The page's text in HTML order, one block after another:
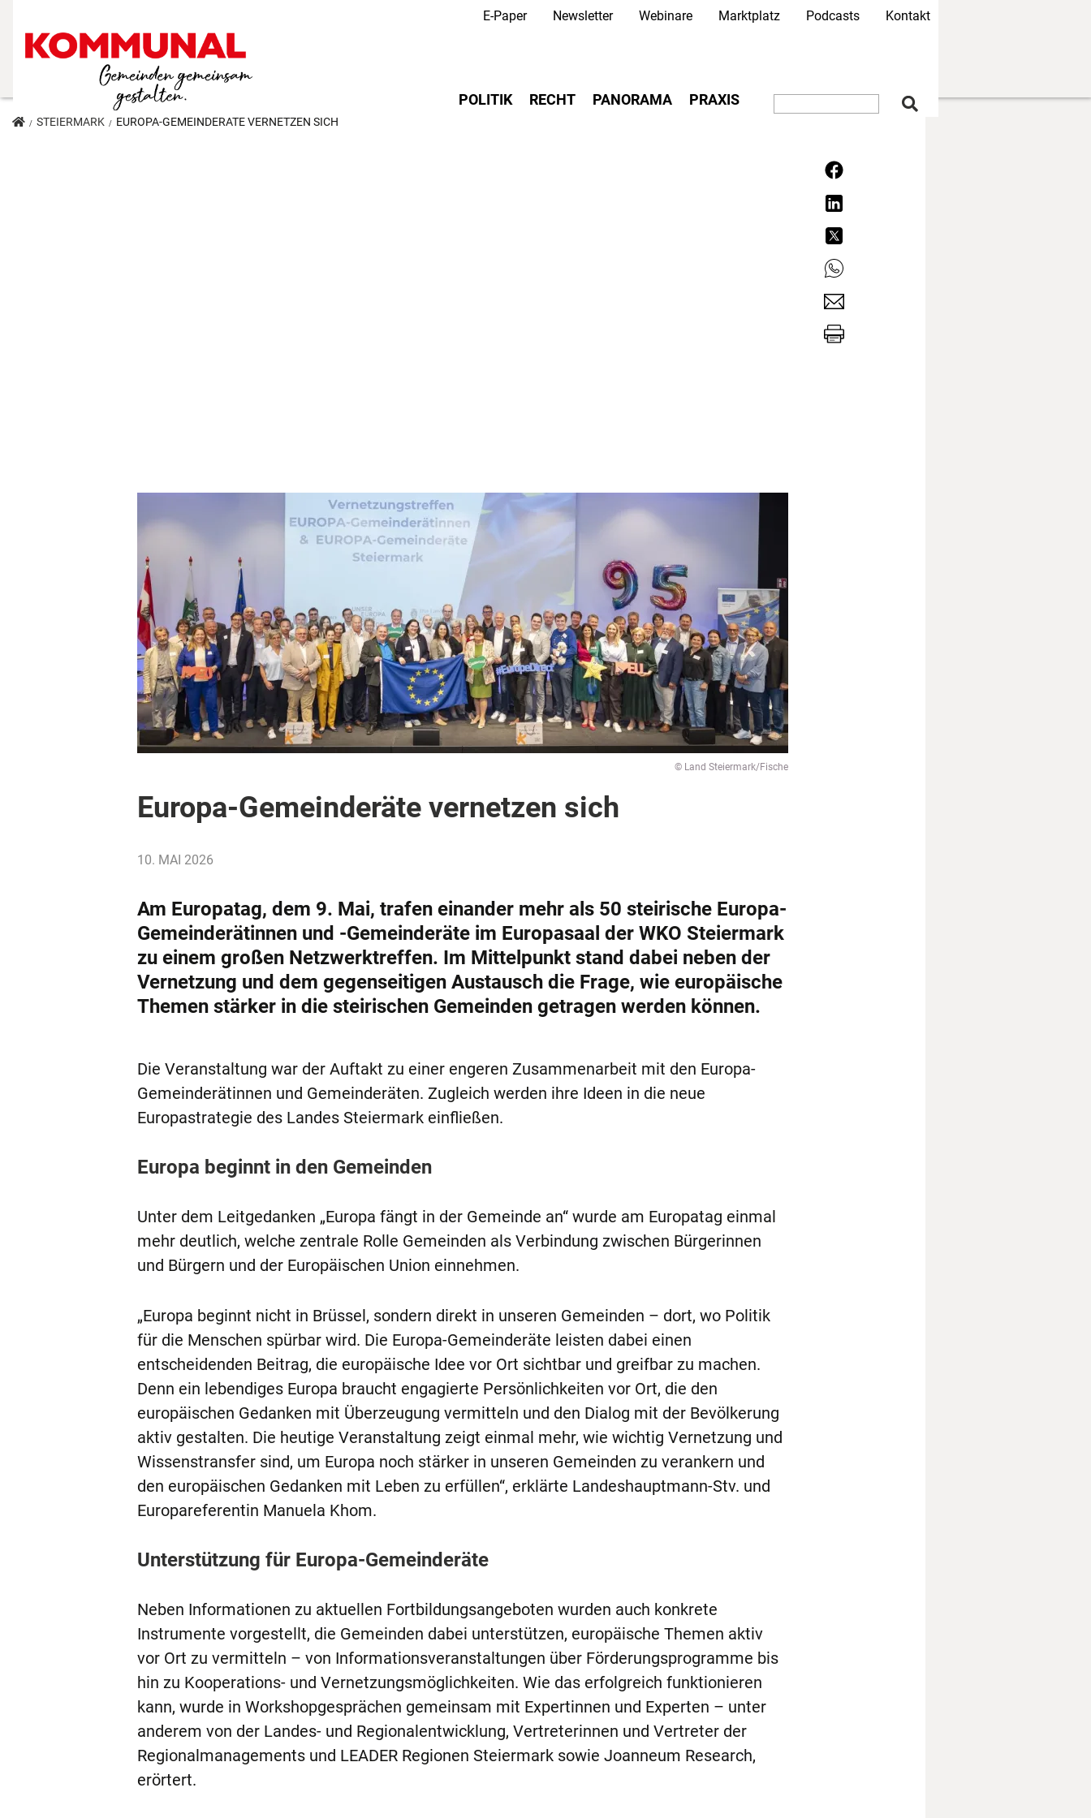
Direkt
Secondary Navigation
E-Paper Newsletter Webinare Marktplatz Podcasts Kontakt
Main navigation
POLITIK RECHT PANORAMA PRAXIS
STEIERMARK EUROPA-GEMEINDERÄTE VERNETZEN SICH
© Land Steiermark/Fische
Europa-Gemeinderäte vernetzen sich
10. MAI 2026
Am Europatag, dem 9. Mai, trafen einander mehr als 50 steirische Europa-
Gemeinderätinnen und -Gemeinderäte im Europasaal der WKO Steiermark
zu einem großen Netzwerktreffen. Im Mittelpunkt stand dabei neben der
Vernetzung und dem gegenseitigen Austausch die Frage, wie europäische
Themen stärker in die steirischen Gemeinden getragen werden können.
Die Veranstaltung war der Auftakt zu einer engeren Zusammenarbeit mit den Europa-
Gemeinderätinnen und Gemeinderäten. Zugleich werden ihre Ideen in die neue
Europastrategie des Landes Steiermark einfließen.
Europa beginnt in den Gemeinden
Unter dem Leitgedanken „Europa fängt in der Gemeinde an“ wurde am Europatag einmal
mehr deutlich, welche zentrale Rolle Gemeinden als Verbindung zwischen Bürgerinnen
und Bürgern und der Europäischen Union einnehmen.
„Europa beginnt nicht in Brüssel, sondern direkt in unseren Gemeinden – dort, wo Politik
für die Menschen spürbar wird. Die Europa-Gemeinderäte leisten dabei einen
entscheidenden Beitrag, die europäische Idee vor Ort sichtbar und greifbar zu machen.
Denn ein lebendiges Europa braucht engagierte Persönlichkeiten vor Ort, die den
europäischen Gedanken mit Überzeugung vermitteln und den Dialog mit der Bevölkerung
aktiv gestalten. Die heutige Veranstaltung zeigt einmal mehr, wie wichtig Vernetzung und
Wissenstransfer sind, um Europa noch stärker in unseren Gemeinden zu verankern und
den europäischen Gedanken mit Leben zu erfüllen“, erklärte Landeshauptmann-Stv. und
Europareferentin Manuela Khom.
Unterstützung für Europa-Gemeinderäte
Neben Informationen zu aktuellen Fortbildungsangeboten wurden auch konkrete
Instrumente vorgestellt, die Gemeinden dabei unterstützen, europäische Themen aktiv
vor Ort zu vermitteln – von Informationsveranstaltungen über Förderungsprogramme bis
hin zu Kooperations- und Vernetzungsmöglichkeiten. Wie das erfolgreich funktionieren
kann, wurde in Workshopgesprächen gemeinsam mit Expertinnen und Experten – unter
anderem von der Landes- und Regionalentwicklung, Vertreterinnen und Vertreter der
Regionalmanagements und LEADER Regionen Steiermark sowie Joanneum Research,
erörtert.